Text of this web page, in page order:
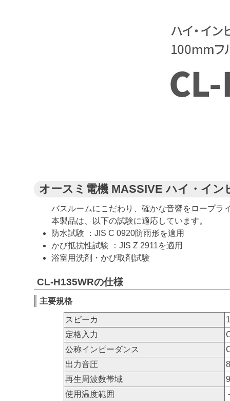
オースミ電機 MASSIVE ハイ・イ
バスルームにこだわり、確かな音響をロープラ
本製品は、以下の試験に適応しています。
防水試験 ：JIS C 0920防雨形を適用
かび抵抗性試験 ：JIS Z 2911を適用
浴室用洗剤・かび取剤試験
CL-H135WRの仕様
主要規格
スピーカ
定格入力
公称インピーダンス
出力音圧
再生周波数帯域
使用温度範囲